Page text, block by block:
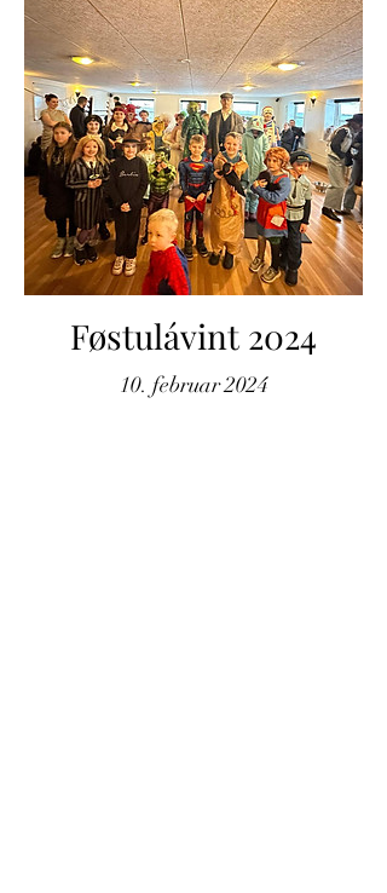
Føstulávint 2024
10. februar 2024